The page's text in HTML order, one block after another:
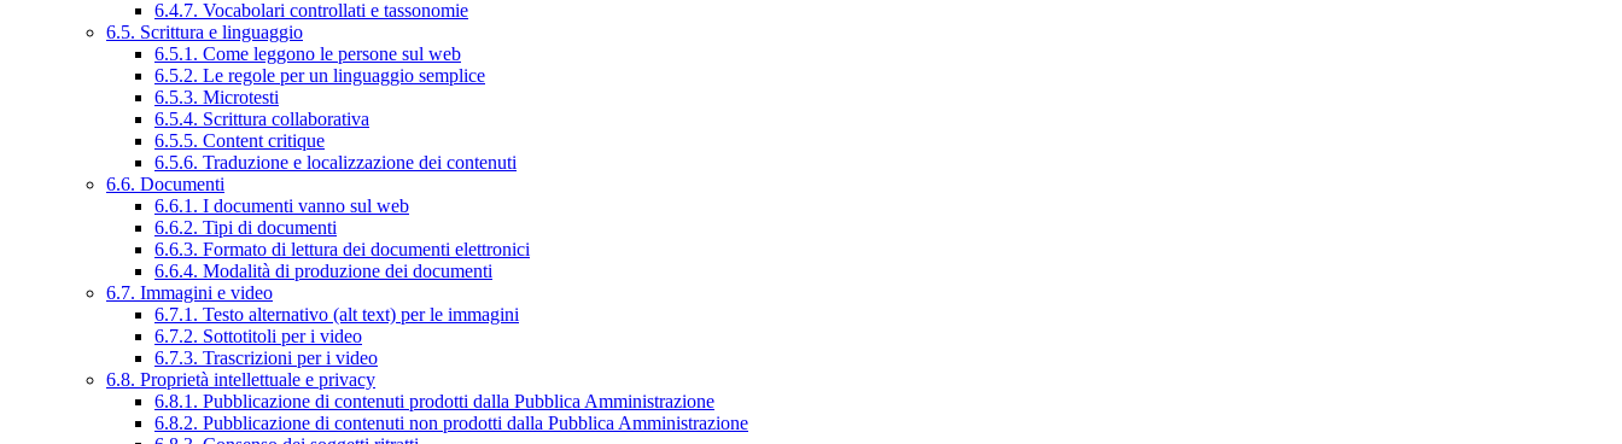
6.4.7. Vocabolari controllati e tassonomie
6.5. Scrittura e linguaggio
6.5.1. Come leggono le persone sul web
6.5.2. Le regole per un linguaggio semplice
6.5.3. Microtesti
6.5.4. Scrittura collaborativa
6.5.5. Content critique
6.5.6. Traduzione e localizzazione dei contenuti
6.6. Documenti
6.6.1. I documenti vanno sul web
6.6.2. Tipi di documenti
6.6.3. Formato di lettura dei documenti elettronici
6.6.4. Modalità di produzione dei documenti
6.7. Immagini e video
6.7.1. Testo alternativo (alt text) per le immagini
6.7.2. Sottotitoli per i video
6.7.3. Trascrizioni per i video
6.8. Proprietà intellettuale e privacy
6.8.1. Pubblicazione di contenuti prodotti dalla Pubblica Amministrazione
6.8.2. Pubblicazione di contenuti non prodotti dalla Pubblica Amministrazione